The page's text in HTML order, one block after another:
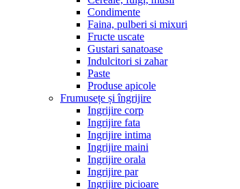
Condimente
Faina, pulberi si mixuri
Fructe uscate
Gustari sanatoase
Indulcitori si zahar
Paste
Produse apicole
Frumusețe și îngrijire
Ingrijire corp
Ingrijire fata
Ingrijire intima
Ingrijire maini
Ingrijire orala
Ingrijire par
Ingrijire picioare